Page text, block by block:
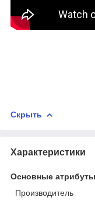
Скрыть
Характеристики
Основные атрибуты
Производитель